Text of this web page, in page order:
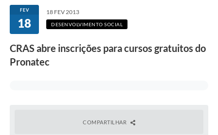
Editais
Ouvidoria
FEV
18
18 FEV 2013
DESENVOLVIMENTO SOCIAL
CRAS abre inscrições para cursos gratuitos do
Pronatec
COMPARTILHAR